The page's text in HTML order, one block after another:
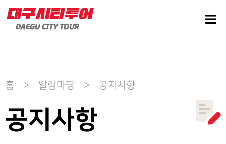
홈 > 알림마당 > 공지사항
공지사항